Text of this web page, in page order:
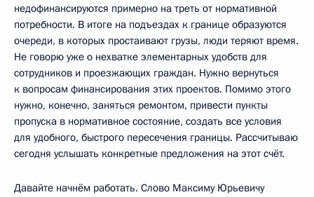
недофинансируются примерно на треть от нормативной
потребности. В итоге на подъездах к границе образуются
очереди, в которых простаивают грузы, люди теряют время.
Не говорю уже о нехватке элементарных удобств для
сотрудников и проезжающих граждан. Нужно вернуться
к вопросам финансирования этих проектов. Помимо этого
нужно, конечно, заняться ремонтом, привести пункты
пропуска в нормативное состояние, создать все условия
для удобного, быстрого пересечения границы. Рассчитываю
сегодня услышать конкретные предложения на этот счёт.
Давайте начнём работать. Слово Максиму Юрьевичу